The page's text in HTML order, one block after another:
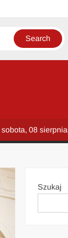
unikalnych
sobota, 08
Szukaj